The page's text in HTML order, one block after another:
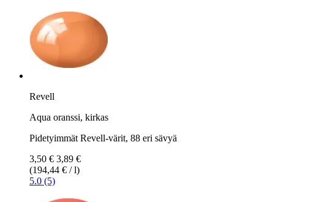
Revell
Aqua oranssi, kirkas
Pidetyimmät Revell-värit, 88 eri sävyä
3,50 € 3,89 €
(194,44 € / l)
5.0 (5)